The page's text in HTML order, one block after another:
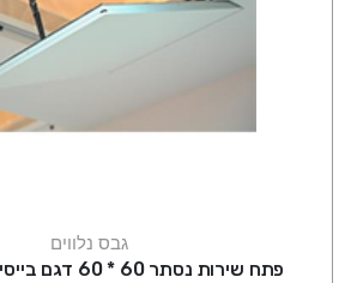
גבס נלווים
פתח שירות נסתר 60 * 60 דגם בייסיק OPENART